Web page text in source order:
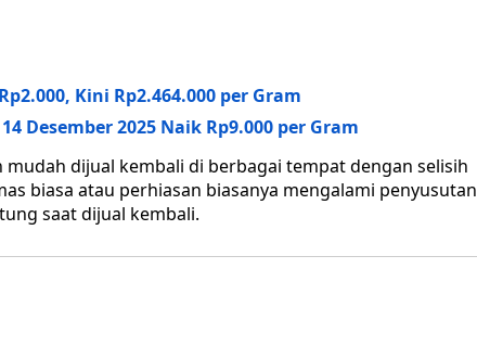
Kini Rp2.464.000 per Gram
Desember 2025 Naik Rp9.000 per Gram
dijual kembali di berbagai tempat dengan selisih
biasa atau perhiasan biasanya mengalami penyusutan
saat dijual kembali.